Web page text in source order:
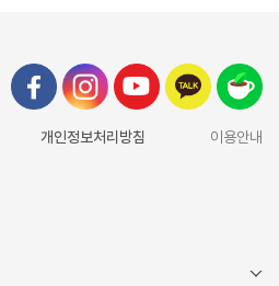
개인정보처리방침
이용안내